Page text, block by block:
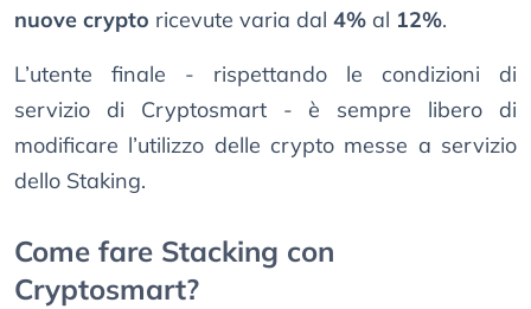
nuove crypto ricevute varia dal 4% al 12%.
L’utente finale - rispettando le condizioni di
servizio di Cryptosmart - è sempre libero di
modificare l’utilizzo delle crypto messe a servizio
dello Staking.
Come fare Stacking con
Cryptosmart?